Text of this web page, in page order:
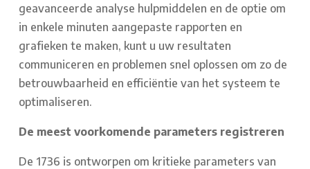
geavanceerde analyse hulpmiddelen en de optie om
in enkele minuten aangepaste rapporten en
grafieken te maken, kunt u uw resultaten
communiceren en problemen snel oplossen om zo de
betrouwbaarheid en efficiëntie van het systeem te
optimaliseren.
De meest voorkomende parameters registreren
De 1736 is ontworpen om kritieke parameters van